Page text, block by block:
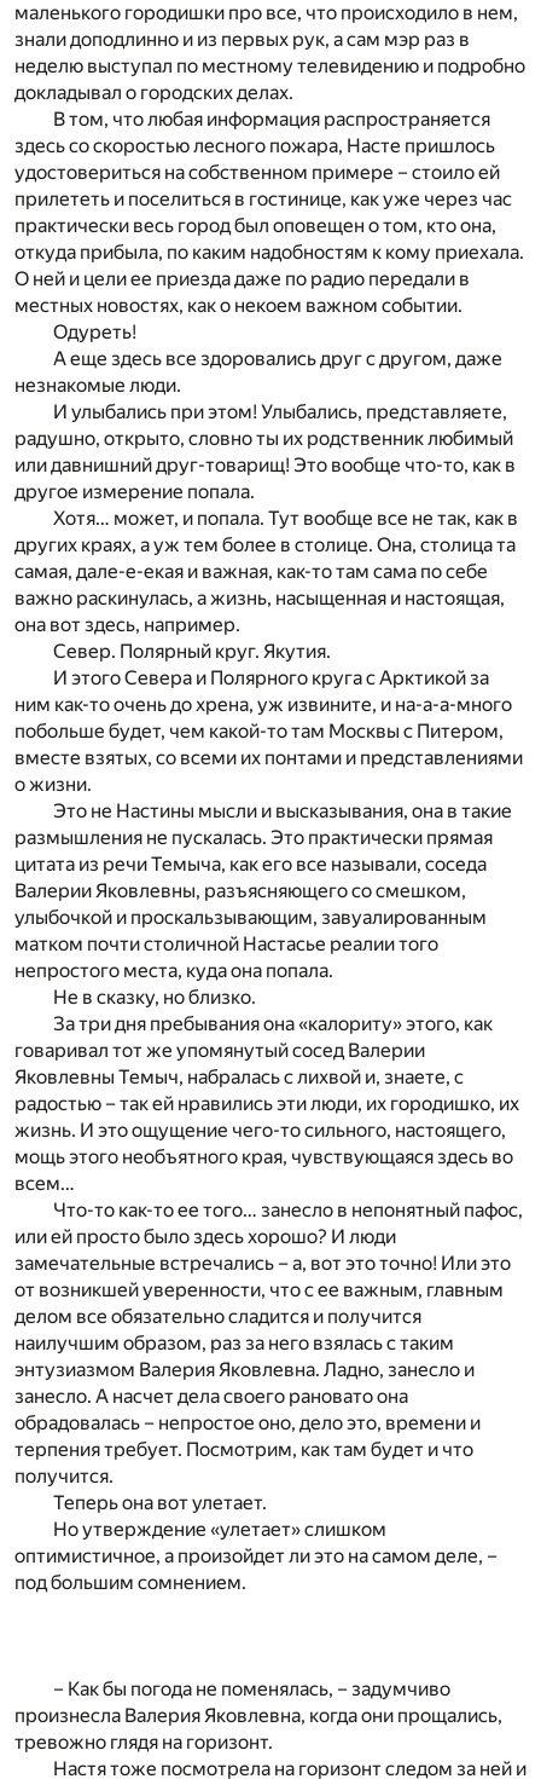
маленького городишки про все, что происходило в нем,
знали доподлинно и из первых рук, а сам мэр раз в
неделю выступал по местному телевидению и подробно
докладывал о городских делах.
В том, что любая информация распространяется
здесь со скоростью лесного пожара, Насте пришлось
удостовериться на собственном примере – стоило ей
прилететь и поселиться в гостинице, как уже через час
практически весь город был оповещен о том, кто она,
откуда прибыла, по каким надобностям к кому приехала.
О ней и цели ее приезда даже по радио передали в
местных новостях, как о некоем важном событии.
Одуреть!
А еще здесь все здоровались друг с другом, даже
незнакомые люди.
И улыбались при этом! Улыбались, представляете,
радушно, открыто, словно ты их родственник любимый
или давнишний друг-товарищ! Это вообще что-то, как в
другое измерение попала.
Хотя… может, и попала. Тут вообще все не так, как в
других краях, а уж тем более в столице. Она, столица та
самая, дале-е-екая и важная, как-то там сама по себе
важно раскинулась, а жизнь, насыщенная и настоящая,
она вот здесь, например.
Север. Полярный круг. Якутия.
И этого Севера и Полярного круга с Арктикой за
ним как-то очень до хрена, уж извините, и на-а-а-много
побольше будет, чем какой-то там Москвы с Питером,
вместе взятых, со всеми их понтами и представлениями
о жизни.
Это не Настины мысли и высказывания, она в такие
размышления не пускалась. Это практически прямая
цитата из речи Темыча, как его все называли, соседа
Валерии Яковлевны, разъясняющего со смешком,
улыбочкой и проскальзывающим, завуалированным
матком почти столичной Настасье реалии того
непростого места, куда она попала.
Не в сказку, но близко.
За три дня пребывания она «калориту» этого, как
говаривал тот же упомянутый сосед Валерии
Яковлевны Темыч, набралась с лихвой и, знаете, с
радостью – так ей нравились эти люди, их городишко, их
жизнь. И это ощущение чего-то сильного, настоящего,
мощь этого необъятного края, чувствующаяся здесь во
всем…
Что-то как-то ее того… занесло в непонятный пафос,
или ей просто было здесь хорошо? И люди
замечательные встречались – а, вот это точно! Или это
от возникшей уверенности, что с ее важным, главным
делом все обязательно сладится и получится
наилучшим образом, раз за него взялась с таким
энтузиазмом Валерия Яковлевна. Ладно, занесло и
занесло. А насчет дела своего рановато она
обрадовалась – непростое оно, дело это, времени и
терпения требует. Посмотрим, как там будет и что
получится.
Теперь она вот улетает.
Но утверждение «улетает» слишком
оптимистичное, а произойдет ли это на самом деле, –
под большим сомнением.
– Как бы погода не поменялась, – задумчиво
произнесла Валерия Яковлевна, когда они прощались,
тревожно глядя на горизонт.
Настя тоже посмотрела на горизонт следом за ней и